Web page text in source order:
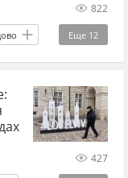
822
Еще 12
427